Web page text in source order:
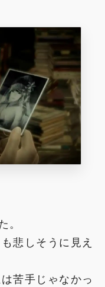
。
悲しそうに見え
苦手じゃなかっ